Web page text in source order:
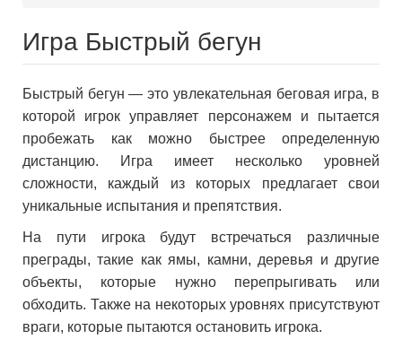
Игра Быстрый бегун
Быстрый бегун — это увлекательная беговая игра, в
которой игрок управляет персонажем и пытается
пробежать как можно быстрее определенную
дистанцию. Игра имеет несколько уровней
сложности, каждый из которых предлагает свои
уникальные испытания и препятствия.
На пути игрока будут встречаться различные
преграды, такие как ямы, камни, деревья и другие
объекты, которые нужно перепрыгивать или
обходить. Также на некоторых уровнях присутствуют
враги, которые пытаются остановить игрока.